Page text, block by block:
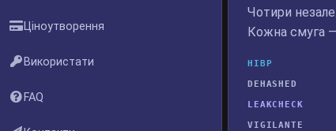
Ціноутворення
Використати
FAQ
Чотири
Кожна смуга
HIBP
DEHASHED
LEAKCHECK
VIGILANTE